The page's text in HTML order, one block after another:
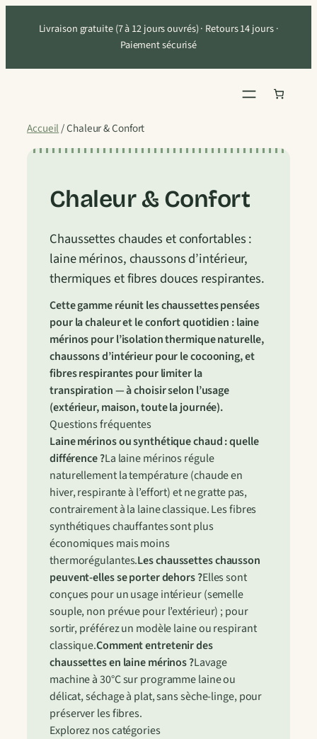
Livraison gratuite (7 à 12 jours ouvrés) · Retours 14 jours ·
Paiement sécurisé
Accueil/ Chaleur & Confort
Chaleur & Confort
Chaussettes chaudes et confortables :
laine mérinos, chaussons d’intérieur,
thermiques et fibres douces respirantes.
Cette gamme réunit les chaussettes pensées
pour la chaleur et le confort quotidien : laine
mérinos pour l’isolation thermique naturelle,
chaussons d’intérieur pour le cocooning, et
fibres respirantes pour limiter la
transpiration — à choisir selon l’usage
(extérieur, maison, toute la journée).
Questions fréquentes
Laine mérinos ou synthétique chaud : quelle
différence ?La laine mérinos régule
naturellement la température (chaude en
hiver, respirante à l’effort) et ne gratte pas,
contrairement à la laine classique. Les fibres
synthétiques chauffantes sont plus
économiques mais moins
thermorégulantes.Les chaussettes chausson
peuvent-elles se porter dehors ?Elles sont
conçues pour un usage intérieur (semelle
souple, non prévue pour l’extérieur) ; pour
sortir, préférez un modèle laine ou respirant
classique.Comment entretenir des
chaussettes en laine mérinos ?Lavage
machine à 30°C sur programme laine ou
délicat, séchage à plat, sans sèche-linge, pour
préserver les fibres.
Explorez nos catégories